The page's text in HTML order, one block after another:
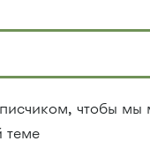
чтобы мы
теме